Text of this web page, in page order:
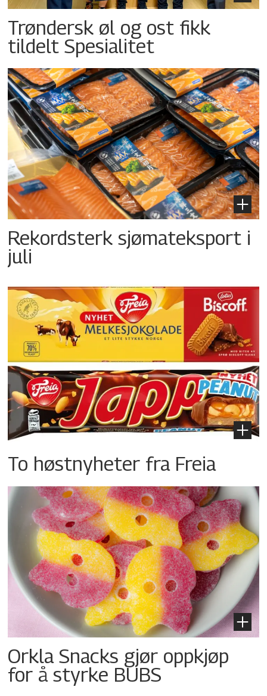
Trøndersk øl og ost fikk
tildelt Spesialitet
Rekordsterk sjømateksport i
juli
To høstnyheter fra Freia
Orkla Snacks gjør oppkjøp
for å styrke BUBS